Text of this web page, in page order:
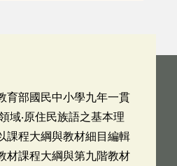
育部國民中小學九年一貫
域‧原住民族語之基本理
課程大綱與教材細目編輯
材課程大綱與第九階教材